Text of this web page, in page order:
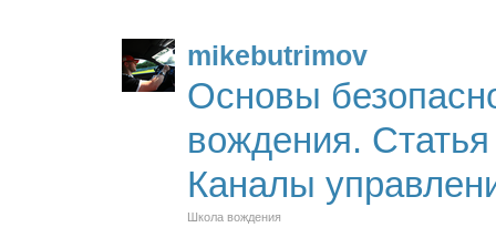
mikebutrimov
Основы
вождения.
Каналы
Школа вождения